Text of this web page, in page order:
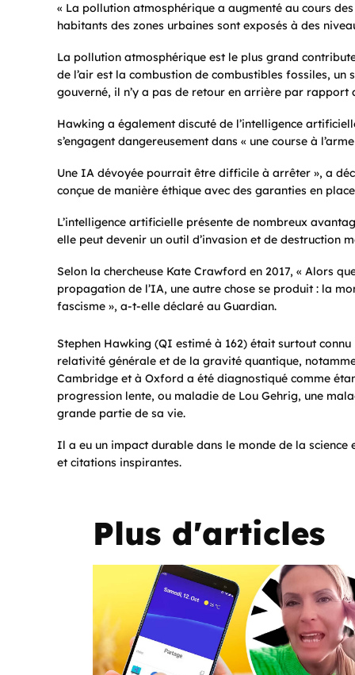
« La pollution atmosphérique a augmenté au cours
habitants des zones urbaines sont exposés à des
La pollution atmosphérique est le plus grand
de l’air est la combustion de combustibles fossiles, un
gouverné, il n’y a pas de retour en arrière par rapport
Hawking a également discuté de l’intelligence
s’engagent dangereusement dans « une course à
Une IA dévoyée pourrait être difficile à arrêter », a
conçue de manière éthique avec des garanties en
L’intelligence artificielle présente de nombreux
elle peut devenir un outil d’invasion et de destruction
Selon la chercheuse Kate Crawford en 2017, « Alors
propagation de l’IA, une autre chose se produit : la
fascisme », a-t-elle déclaré au Guardian.
Stephen Hawking (QI estimé à 162) était surtout
relativité générale et de la gravité quantique,
Cambridge et à Oxford a été diagnostiqué comme
progression lente, ou maladie de Lou Gehrig, une
grande partie de sa vie.
Il a eu un impact durable dans le monde de la
et citations inspirantes.
Plus d'articles